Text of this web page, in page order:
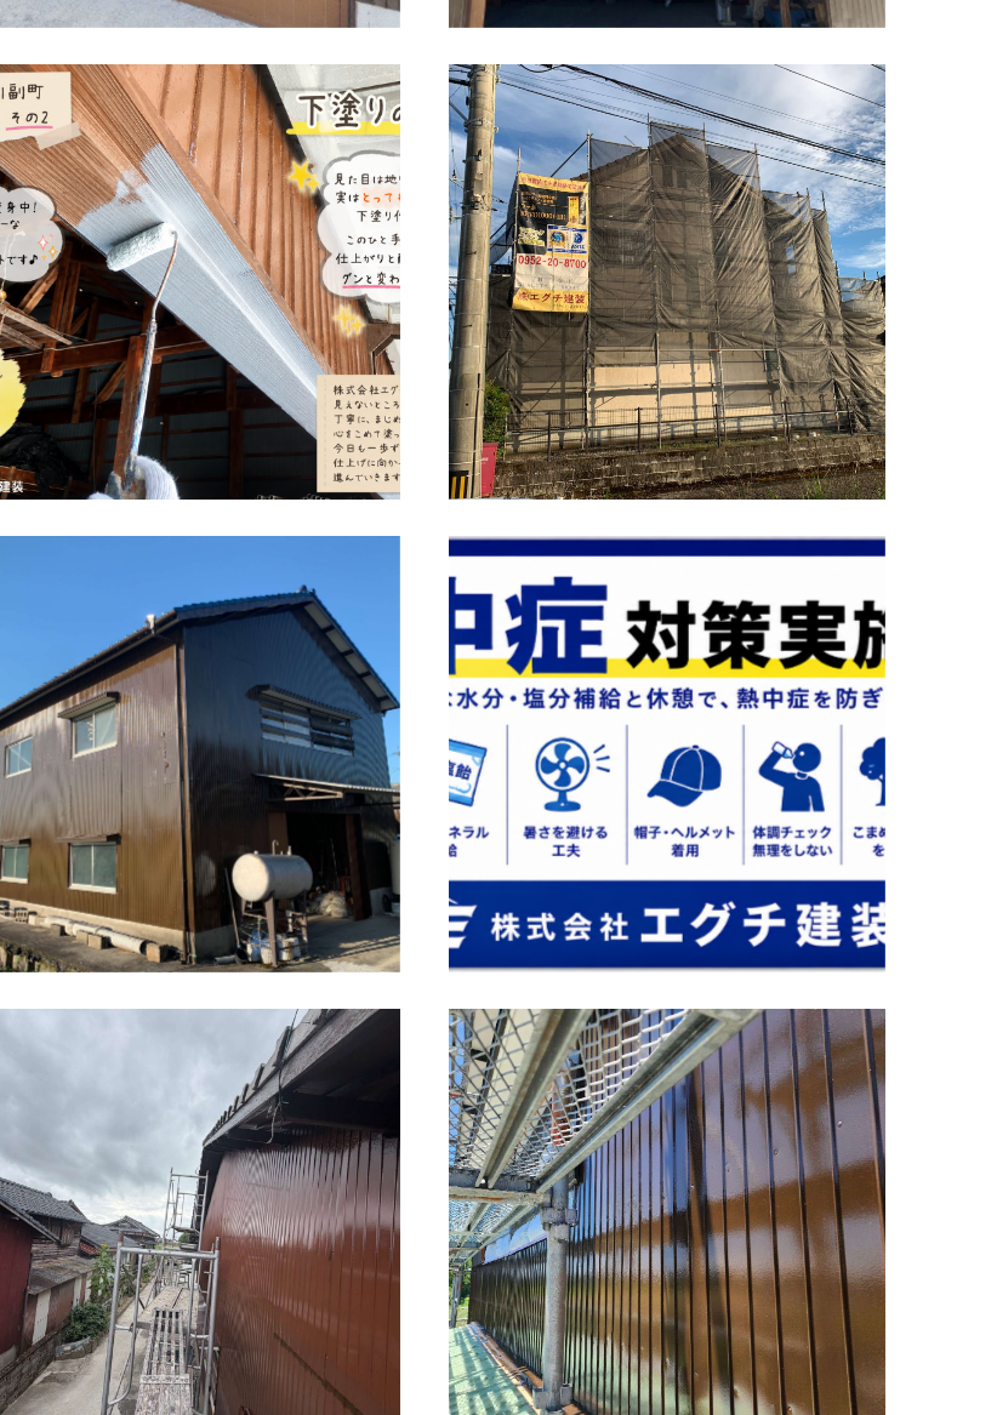
佐賀市 川副町 農業倉庫 外壁塗装 その2 佐賀市 朝日町 外壁塗装工事。
熱中症対策❗️
佐賀市 川副町 倉庫外壁塗装 上塗り 佐賀市 川副町 外壁塗装 中塗り